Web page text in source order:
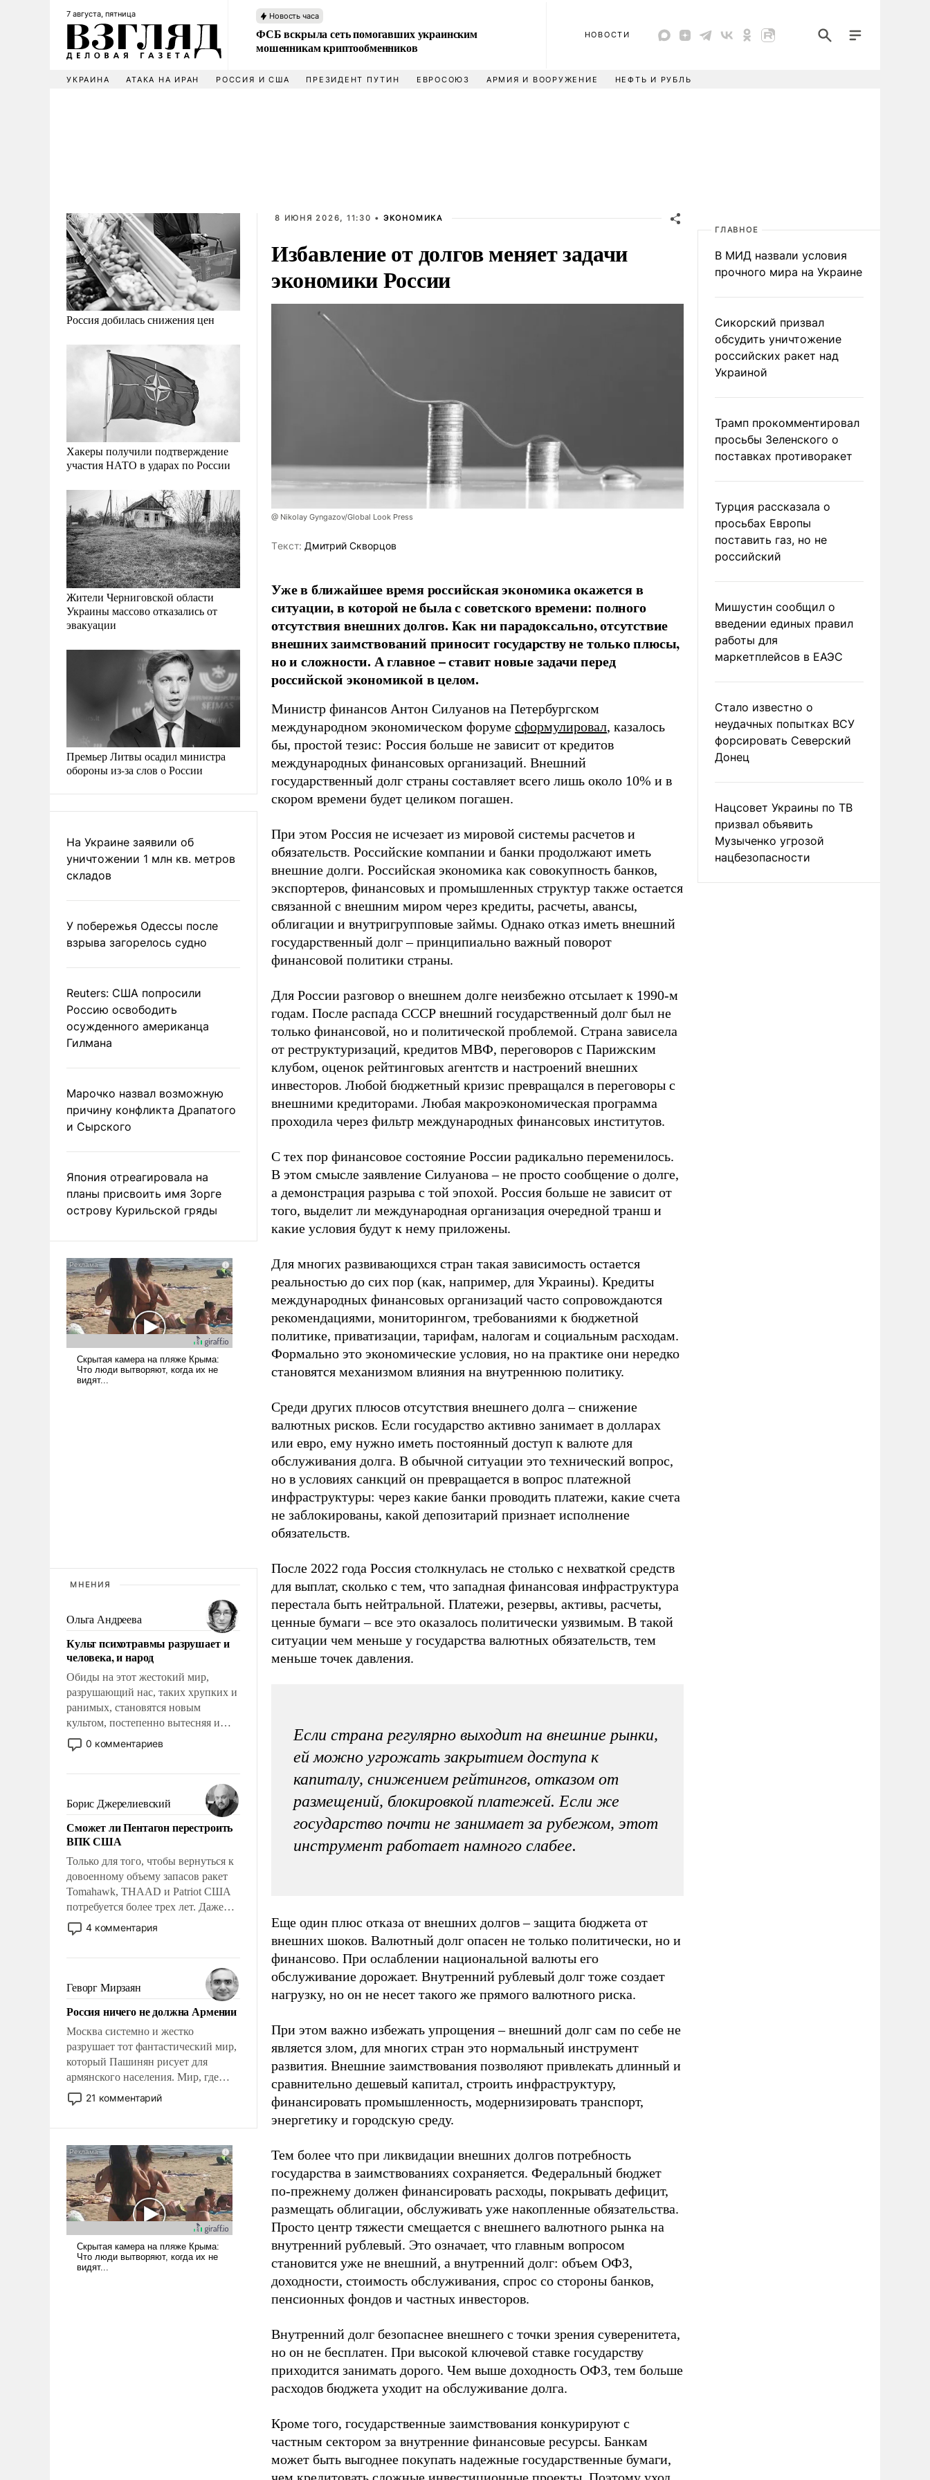
7 августа, пятница Новость часа
ФСБ вскрыла сеть помогавших украинским
мошенникам криптообменников
НОВОСТИ
УКРАИНА АТАКА НА ИРАН РОССИЯ И США ПРЕЗИДЕНТ ПУТИН ЕВРОСОЮЗ АРМИЯ И ВООРУЖЕНИЕ НЕФТЬ И РУБЛЬ
Россия добилась снижения цен
Хакеры получили подтверждение
участия НАТО в ударах по России
Жители Черниговской области
Украины массово отказались от
эвакуации
Премьер Литвы осадил министра
обороны из-за слов о России
На Украине заявили об
уничтожении 1 млн кв. метров
складов
У побережья Одессы после
взрыва загорелось судно
Reuters: США попросили
Россию освободить
осужденного американца
Гилмана
Марочко назвал возможную
причину конфликта Драпатого
и Сырского
Япония отреагировала на
планы присвоить имя Зорге
острову Курильской гряды
МНЕНИЯ
Ольга Андреева
Культ психотравмы разрушает и
человека, и народ
Обиды на этот жестокий мир,
разрушающий нас, таких хрупких и
ранимых, становятся новым
культом, постепенно вытесняя и
отменяя традиционное требование к
человеку – быть мужественным и
на себя ответственность, помогать
слабым, идти вперед и
адаптироваться.
0 комментариев
Борис Джерелиевский
Сможет ли Пентагон перестроить
ВПК США
Только для того, чтобы вернуться к
довоенному объему запасов ракет
Tomahawk, THAAD и Patriot США
потребуется более трех лет. Даже
небольшая война с Ираном
опустошила американские
уязвимости США, например, перед
Китаем.
4 комментария
Геворг Мирзаян
Россия ничего не должна Армении
Москва системно и жестко
разрушает тот фантастический мир,
который Пашинян рисует для
армянского населения. Мир, где
политические прожекты будут
безусловно оплачиваться за счет
нужно отвечать.
21 комментарий
8 ИЮНЯ 2026, 11:30 • ЭКОНОМИКА
Избавление от долгов меняет задачи
экономики России
@ Nikolay Gyngazov/Global Look Press
Tекст: Дмитрий Скворцов
Уже в ближайшее время российская экономика окажется в
ситуации, в которой не была с советского времени: полного
отсутствия внешних долгов. Как ни парадоксально, отсутствие
внешних заимствований приносит государству не только плюсы,
но и сложности. А главное – ставит новые задачи перед
российской экономикой в целом.
Министр финансов Антон Силуанов на Петербургском
международном экономическом форуме сформулировал, казалось
бы, простой тезис: Россия больше не зависит от кредитов
международных финансовых организаций. Внешний
государственный долг страны составляет всего лишь около 10% и в
скором времени будет целиком погашен.
При этом Россия не исчезает из мировой системы расчетов и
обязательств. Российские компании и банки продолжают иметь
внешние долги. Российская экономика как совокупность банков,
экспортеров, финансовых и промышленных структур также остается
связанной с внешним миром через кредиты, расчеты, авансы,
облигации и внутригрупповые займы. Однако отказ иметь внешний
государственный долг – принципиально важный поворот
финансовой политики страны.
Для России разговор о внешнем долге неизбежно отсылает к 1990-м
годам. После распада СССР внешний государственный долг был не
только финансовой, но и политической проблемой. Страна зависела
от реструктуризаций, кредитов МВФ, переговоров с Парижским
клубом, оценок рейтинговых агентств и настроений внешних
инвесторов. Любой бюджетный кризис превращался в переговоры с
внешними кредиторами. Любая макроэкономическая программа
проходила через фильтр международных финансовых институтов.
С тех пор финансовое состояние России радикально переменилось.
В этом смысле заявление Силуанова – не просто сообщение о долге,
а демонстрация разрыва с той эпохой. Россия больше не зависит от
того, выделит ли международная организация очередной транш и
какие условия будут к нему приложены.
Для многих развивающихся стран такая зависимость остается
реальностью до сих пор (как, например, для Украины). Кредиты
международных финансовых организаций часто сопровождаются
рекомендациями, мониторингом, требованиями к бюджетной
политике, приватизации, тарифам, налогам и социальным расходам.
Формально это экономические условия, но на практике они нередко
становятся механизмом влияния на внутреннюю политику.
Среди других плюсов отсутствия внешнего долга – снижение
валютных рисков. Если государство активно занимает в долларах
или евро, ему нужно иметь постоянный доступ к валюте для
обслуживания долга. В обычной ситуации это технический вопрос,
но в условиях санкций он превращается в вопрос платежной
инфраструктуры: через какие банки проводить платежи, какие счета
не заблокированы, какой депозитарий признает исполнение
обязательств.
После 2022 года Россия столкнулась не столько с нехваткой средств
для выплат, сколько с тем, что западная финансовая инфраструктура
перестала быть нейтральной. Платежи, резервы, активы, расчеты,
ценные бумаги – все это оказалось политически уязвимым. В такой
ситуации чем меньше у государства валютных обязательств, тем
меньше точек давления.
Если страна регулярно выходит на внешние рынки,
ей можно угрожать закрытием доступа к
капиталу, снижением рейтингов, отказом от
размещений, блокировкой платежей. Если же
государство почти не занимает за рубежом, этот
инструмент работает намного слабее.
Еще один плюс отказа от внешних долгов – защита бюджета от
внешних шоков. Валютный долг опасен не только политически, но и
финансово. При ослаблении национальной валюты его
обслуживание дорожает. Внутренний рублевый долг тоже создает
нагрузку, но он не несет такого же прямого валютного риска.
При этом важно избежать упрощения – внешний долг сам по себе не
является злом, для многих стран это нормальный инструмент
развития. Внешние заимствования позволяют привлекать длинный и
сравнительно дешевый капитал, строить инфраструктуру,
финансировать промышленность, модернизировать транспорт,
энергетику и городскую среду.
Тем более что при ликвидации внешних долгов потребность
государства в заимствованиях сохраняется. Федеральный бюджет
по-прежнему должен финансировать расходы, покрывать дефицит,
размещать облигации, обслуживать уже накопленные обязательства.
Просто центр тяжести смещается с внешнего валютного рынка на
внутренний рублевый. Это означает, что главным вопросом
становится уже не внешний, а внутренний долг: объем ОФЗ,
доходности, стоимость обслуживания, спрос со стороны банков,
пенсионных фондов и частных инвесторов.
Внутренний долг безопаснее внешнего с точки зрения суверенитета,
но он не бесплатен. При высокой ключевой ставке государству
приходится занимать дорого. Чем выше доходность ОФЗ, тем больше
расходов бюджета уходит на обслуживание долга.
Кроме того, государственные заимствования конкурируют с
частным сектором за внутренние финансовые ресурсы. Банкам
может быть выгоднее покупать надежные государственные бумаги,
ГЛАВНОЕ
В МИД назвали условия
прочного мира на Украине
Сикорский призвал
обсудить уничтожение
российских ракет над
Украиной
Трамп прокомментировал
просьбы Зеленского о
поставках противоракет
Турция рассказала о
просьбах Европы
поставить газ, но не
российский
Мишустин сообщил о
введении единых правил
работы для
маркетплейсов в ЕАЭС
Стало известно о
неудачных попытках ВСУ
форсировать Северский
Донец
Нацсовет Украины по ТВ
призвал объявить
Музыченко угрозой
нацбезопасности